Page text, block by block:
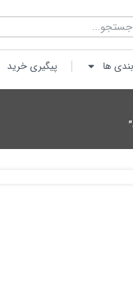
ها پیگیری خرید